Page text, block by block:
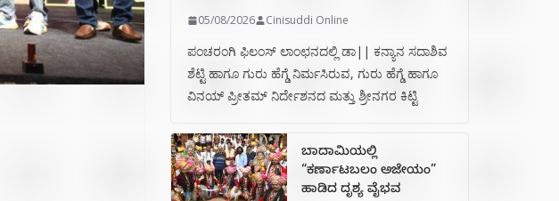
05/08/2026 Cinisuddi Online
ಪಂಚರಂಗಿ ಫಿಲಂಸ್ ಲಾಂಛನದಲ್ಲಿ ಡಾ|| ಕನ್ಯಾನ ಸದಾಶಿವ
ಶೆಟ್ಟಿ ಹಾಗೂ ಗುರು ಹೆಗ್ಡೆ ನಿರ್ಮಸಿರುವ, ಗುರು ಹೆಗ್ಡೆ ಹಾಗೂ
ವಿನಯ್ ಪ್ರೀತಮ್ ನಿರ್ದೇಶನದ ಮತ್ತು ಶ್ರೀನಗರ ಕಿಟ್ಟಿ
ಬಾದಾಮಿಯಲ್ಲಿ
“ಕರ್ಣಾಟಬಲಂ ಅಜೇಯಂ”
ಹಾಡಿದ ದೃಶ್ಯ ವೈಭವ